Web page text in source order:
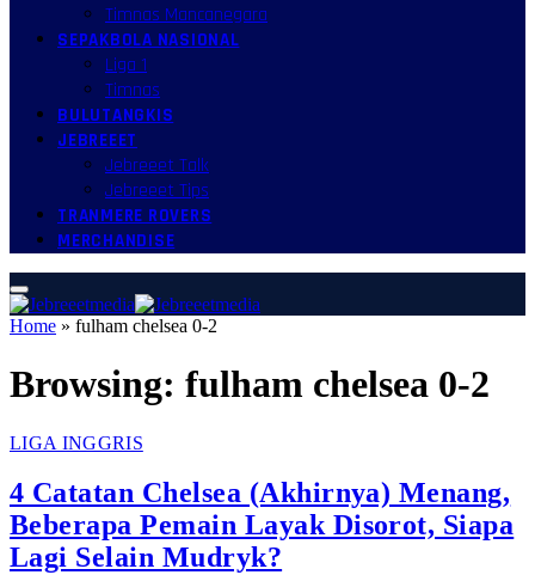
Timnas Mancanegara
SEPAKBOLA NASIONAL
Liga 1
Timnas
BULUTANGKIS
JEBREEET
Jebreeet Talk
Jebreeet Tips
TRANMERE ROVERS
MERCHANDISE
Home » fulham chelsea 0-2
Browsing: fulham chelsea 0-2
LIGA INGGRIS
4 Catatan Chelsea (Akhirnya) Menang,
Beberapa Pemain Layak Disorot, Siapa
Lagi Selain Mudryk?